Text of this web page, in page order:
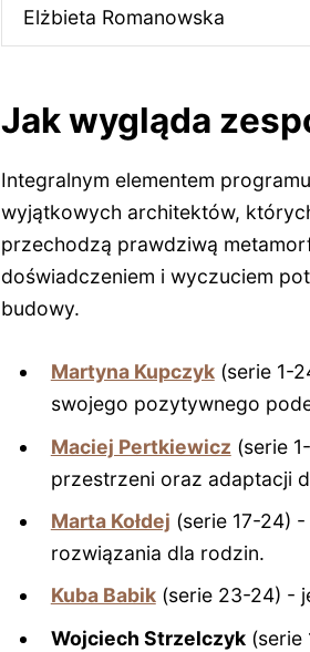
Elżbieta Romanowska
Jak wygląda
Integralnym elementem
wyjątkowych architektów,
przechodzą prawdziwą
doświadczeniem i wyczuciem
budowy.
Martyna Kupczyk(serie 1-
swojego pozytywnego
Maciej Pertkiewicz (serie
przestrzeni oraz adaptacji
Marta Kołdej (serie 17-24)
rozwiązania dla rodzin.
Kuba Babik(serie 23-24) -
Wojciech Strzelczyk(serie